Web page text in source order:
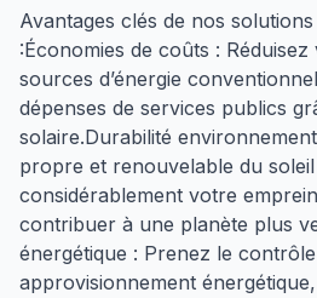
Avantages clés de nos solutions
:Économies de coûts :
sources d’énergie
dépenses de services publics
solaire.Durabilité
propre et renouvelable du
considérablement votre
contribuer à une planète plus
énergétique : Prenez le
approvisionnement